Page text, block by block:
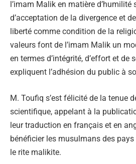
l’imam Malik en matière d’humilité
d’acceptation de la divergence et
liberté comme condition de la
valeurs font de l’imam Malik un
en termes d’intégrité, d’effort et de
expliquent l’adhésion du public à
M. Toufiq s’est félicité de la tenue
scientifique, appelant à la
leur traduction en français et en
bénéficier les musulmans des
le rite malikite.